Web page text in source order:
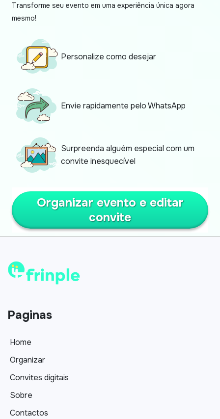
Transforme seu evento em uma experiência única agora
mesmo!
Personalize como desejar
Envie rapidamente pelo WhatsApp
Surpreenda alguém especial com um
convite inesquecível
Organizar evento e editar
convite
Paginas
Home
Organizar
Convites digitais
Sobre
Contactos